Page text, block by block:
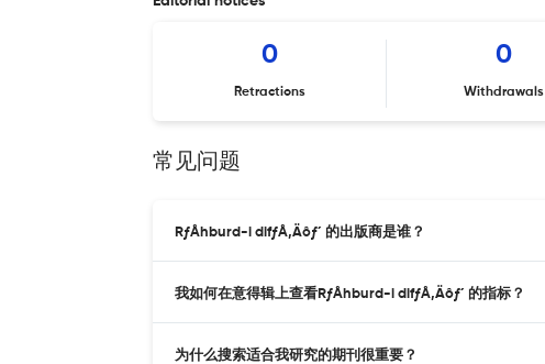
0
Retractions
0
Withdrawals
常见问题
RƒÅhburd-i difƒÅ‚Äôƒ´ 的出版商是谁？
我如何在意得辑上查看RƒÅhburd-i difƒÅ‚Äôƒ´ 的指标？
为什么搜索适合我研究的期刊很重要？